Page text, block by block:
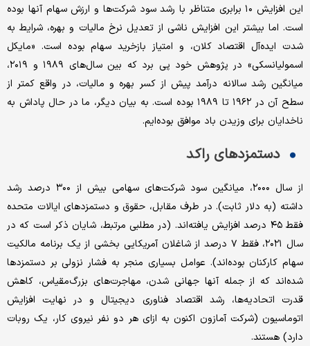
این افزایش ۱۰ برابری متناظر با رشد سود شرکت‌ها و ارزش سهام آنها بوده
است. اما بیشتر این افزایش ناشی از تعدیل نرخ مالیات و بهره، شرایط به
شدت‌ ایده‌آل اقتصاد کلان، و امتیاز بازخرید سهام بوده است. «مایکل
اسمولیانسکی» در پژوهش خود پی برد که بین سال‌های ۱۹۸۹ و ۲۰۱۹،
میانگین رشد سالانه درآمد پیش از کسر بهره و مالیات، در واقع کمتر از
سطح آن در ۱۹۶۲ تا ۱۹۸۹ بوده است. به بیان دیگر، ما در حال پاداش به
ناخدایان برای وزیدن باد موافق بوده‌ایم.
دستمزدهای راکد
از سال ۲۰۰۰، میانگین سود شرکت‌های سهامی بیش از ۳۰۰ درصد رشد
داشته‌ (به دلار ثابت). در طرف مقابل، حقوق و دستمزدهای ایالات متحده
فقط ۴۵ درصد افزایش یافته‌اند. (در مطلبی مرتبط، شایان ذکر است که در
سال ۲۰۲۱، فقط ۷ درصد از شاغلان آمریکایی بخشی از یک برنامه مالکیت
سهام کارکنان بوده‌اند). عوامل بسیاری منجر به فشار نزولی بر دستمزدها
شده‌اند که از جمله آنها جهانی شدن، مهاجرت‌های بزرگ‌مقیاس، کاهش
قدرت اتحادیه‌ها، رشد اقتصاد فناوری دیجیتال و در نهایت افزایش
اتوماسیون (شرکت آمازون اکنون به ازای هر دو نفر نیروی کار، یک روبات
دارد) هستند.